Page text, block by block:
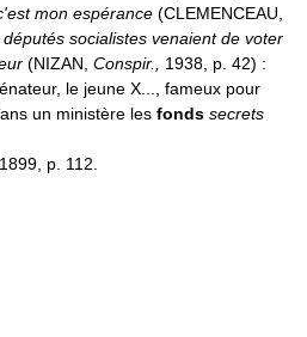
mon espérance (CLEMENCEAU,
députés socialistes venaient de voter
(NIZAN, Conspir., 1938, p. 42) :
le jeune X..., fameux pour
un ministère les fonds secrets
1899, p. 112.